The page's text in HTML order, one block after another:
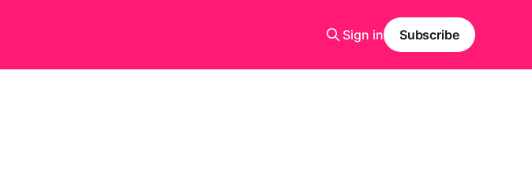
Sign in Subscribe